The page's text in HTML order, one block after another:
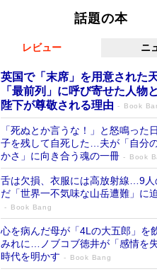
話題の本
レビュー ニ
英国で「末席」を用意された
「最前列」に呼び寄せた人
陛下が尊敬される理由
Book
「死ぬとか言うな！」と怒鳴った
子を残して自死した…夫が「自分
かさ」に向き合う魂の一冊
Book
舌は欠損、衣服には高放射線…9人
だ「世界一不気味な山岳遭難」に
Book Bang
心を病んだ母が「4Lの大五郎」を
みれに…ノブコブ徳井が「感情を
時代を明かす
Book Bang